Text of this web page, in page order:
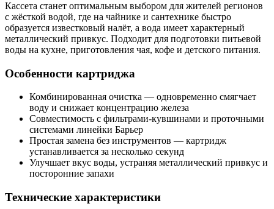
Кассета станет оптимальным выбором для жителей регионов
с жёсткой водой, где на чайнике и сантехнике быстро
образуется известковый налёт, а вода имеет характерный
металлический привкус. Подходит для подготовки питьевой
воды на кухне, приготовления чая, кофе и детского питания.
Особенности картриджа
Комбинированная очистка — одновременно смягчает
воду и снижает концентрацию железа
Совместимость с фильтрами-кувшинами и проточными
системами линейки Барьер
Простая замена без инструментов — картридж
устанавливается за несколько секунд
Улучшает вкус воды, устраняя металлический привкус и
посторонние запахи
Технические характеристики